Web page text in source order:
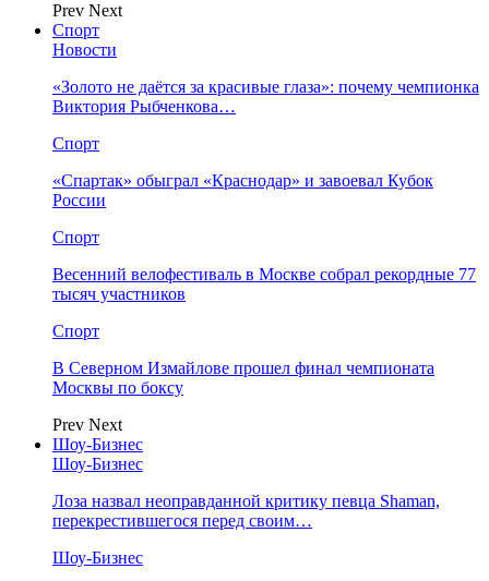
Prev Next
Спорт
Новости
«Золото не даётся за красивые глаза»: почему чемпионка
Виктория Рыбченкова…
Спорт
«Спартак» обыграл «Краснодар» и завоевал Кубок
России
Спорт
Весенний велофестиваль в Москве собрал рекордные 77
тысяч участников
Спорт
В Северном Измайлове прошел финал чемпионата
Москвы по боксу
Prev Next
Шоу-Бизнес
Шоу-Бизнес
Лоза назвал неоправданной критику певца Shaman,
перекрестившегося перед своим…
Шоу-Бизнес